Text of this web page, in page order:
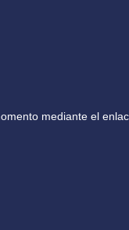
mediante el